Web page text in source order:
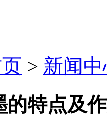
> 新闻
的特点及